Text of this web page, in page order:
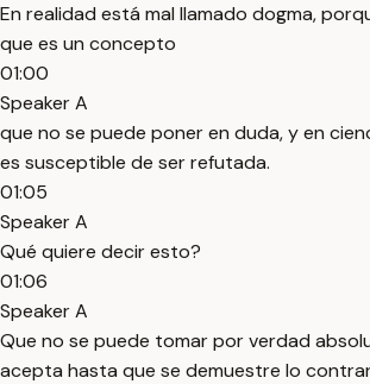
En realidad está mal llamado dogma,
que es un concepto
01:00
Speaker A
que no se puede poner en duda, y en
es susceptible de ser refutada.
01:05
Speaker A
Qué quiere decir esto?
01:06
Speaker A
Que no se puede tomar por verdad
acepta hasta que se demuestre lo